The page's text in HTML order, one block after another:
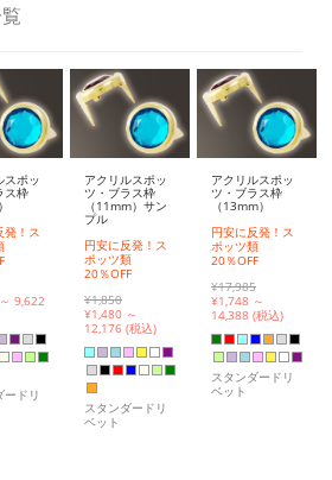
スポッ
ス枠
発！ス
9,622
ードリ
アクリルスポッ
ツ・ブラス枠
（11mm）サン
プル
円安に反発！ス
ポッツ類
20％OFF
¥1,850
¥1,480 ～
12,176 (税込)
スタンダードリ
ベット
アクリルスポッ
ツ・ブラス枠
（13mm）
円安に反発！ス
ポッツ類
20％OFF
¥17,985
¥1,748 ～
14,388 (税込)
スタンダードリ
ベット